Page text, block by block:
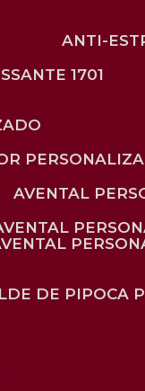
ANTI-
1701
AVENTAL
AVENTAL
AVENTAL
DE PIPOCA